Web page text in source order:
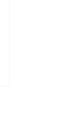
la información